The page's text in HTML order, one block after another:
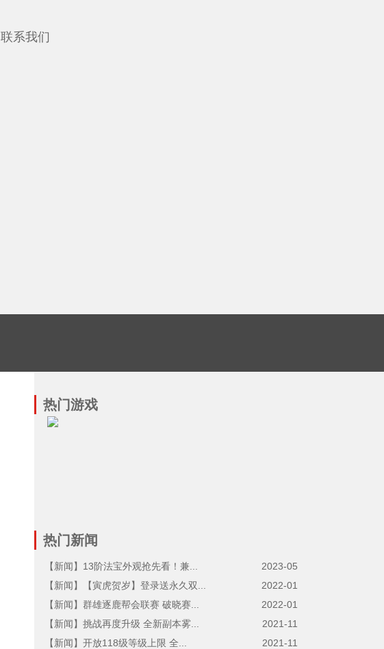
联系我们
热门游戏
热门新闻
【新闻】13阶法宝外观抢先看！兼...
2023-05
【新闻】【寅虎贺岁】登录送永久双...
2022-01
【新闻】群雄逐鹿帮会联赛 破晓赛...
2022-01
【新闻】挑战再度升级 全新副本雾...
2021-11
【新闻】开放118级等级上限 全...
2021-11